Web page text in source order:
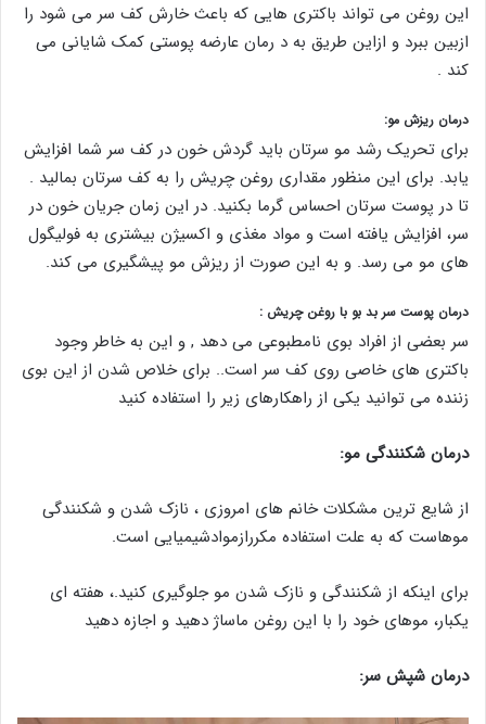
این روغن می تواند باکتری هایی که باعث خارش کف سر می شود را
ازبین ببرد و ازاین طریق به د رمان عارضه پوستی کمک شایانی می
کند .
درمان ریزش مو:
برای تحریک رشد مو سرتان باید گردش خون در کف سر شما افزایش
یابد. برای این منظور مقداری روغن چریش را به کف سرتان بمالید .
تا در پوست سرتان احساس گرما بکنید. در این زمان جریان خون در
سر، افزایش یافته است و مواد مغذی و اکسیژن بیشتری به فولیگول
های مو می رسد. و به این صورت از ریزش مو پیشگیری می کند.
درمان پوست سر بد بو با روغن چریش :
سر بعضی از افراد بوی نامطبوعی می دهد , و این به خاطر وجود
باکتری های خاصی روی کف سر است.. برای خلاص شدن از این بوی
زننده می توانید یکی از راهکارهای زیر را استفاده کنید
درمان شکنندگی مو:
از شایع ترین مشکلات خانم های امروزی ، نازک شدن و شکنندگی
موهاست که به علت استفاده مکررازموادشیمیایی است.
برای اینکه از شکنندگی و نازک شدن مو جلوگیری کنید.، هفته ای
یکبار، موهای خود را با این روغن ماساژ دهید و اجازه دهید
درمان شپش سر: